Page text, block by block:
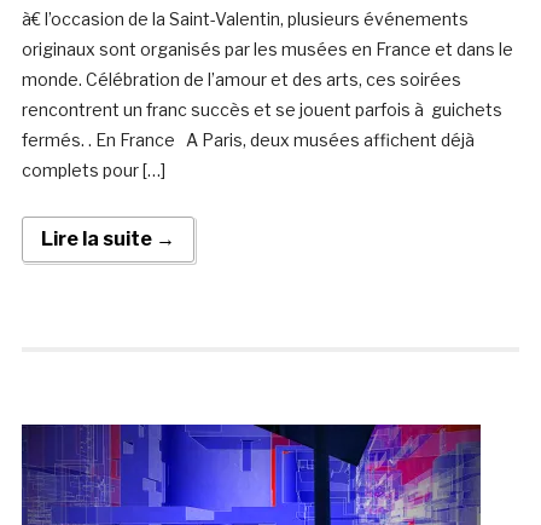
à€ l’occasion de la Saint-Valentin, plusieurs événements
originaux sont organisés par les musées en France et dans le
monde. Célébration de l’amour et des arts, ces soirées
rencontrent un franc succès et se jouent parfois à guichets
fermés. . En France A Paris, deux musées affichent déjà
complets pour […]
Lire la suite →